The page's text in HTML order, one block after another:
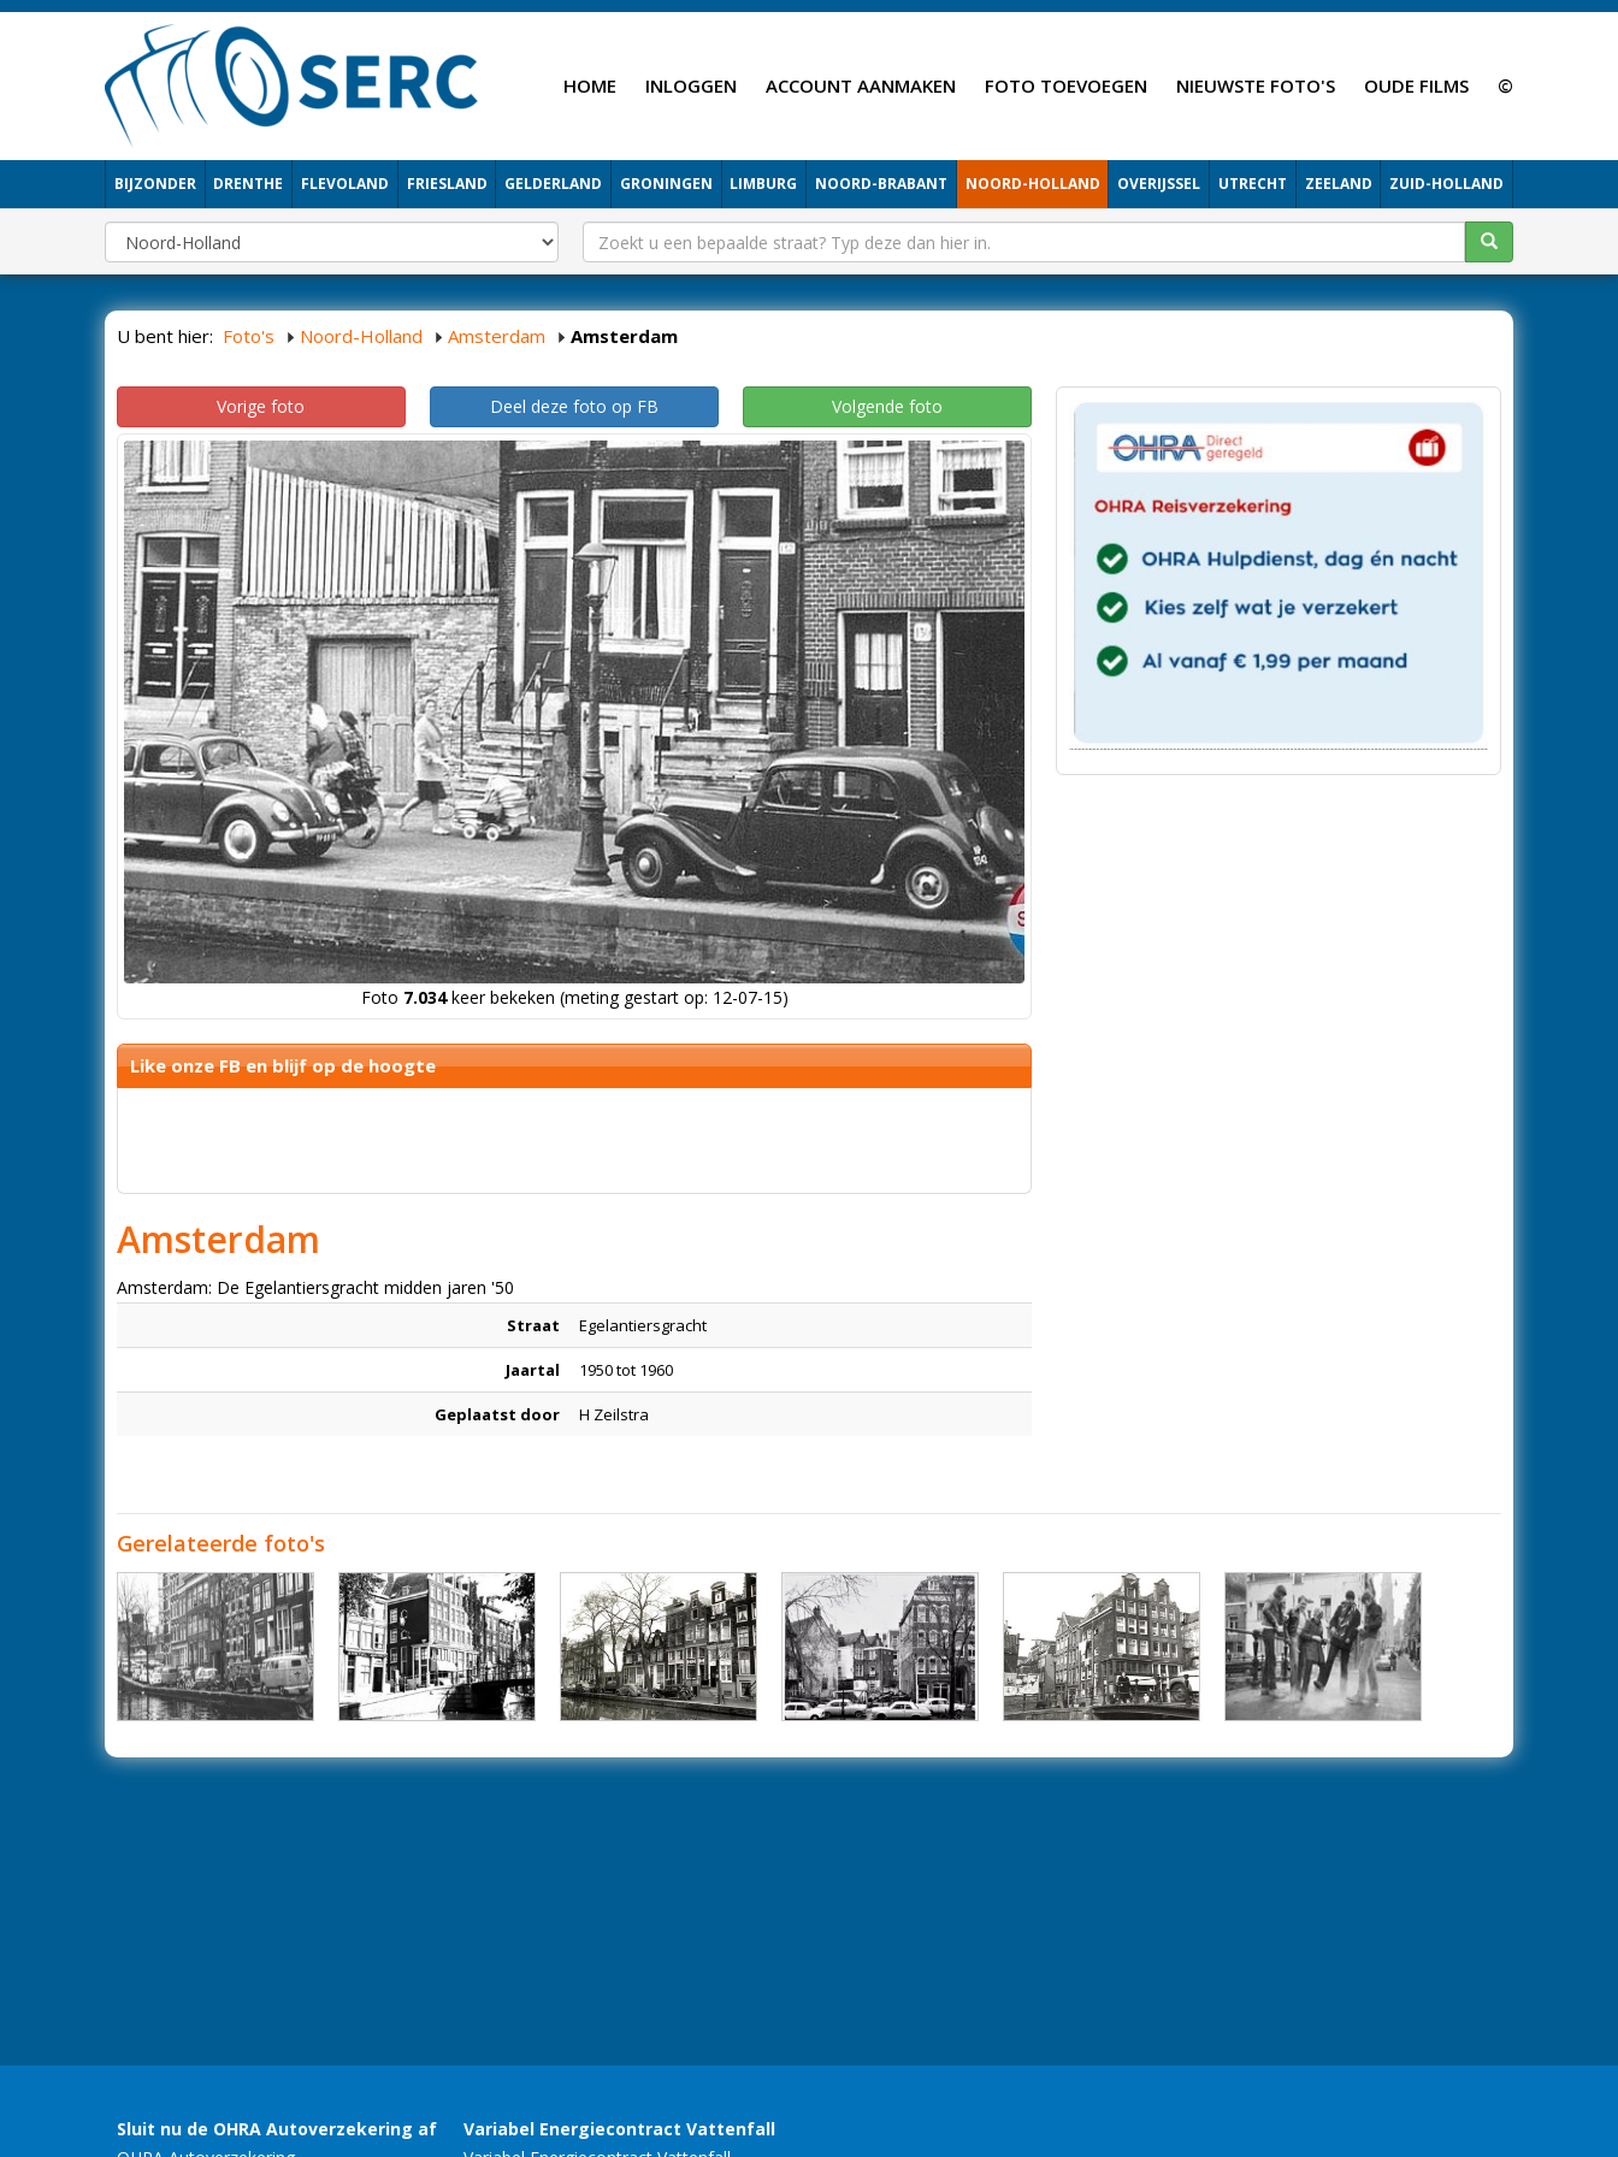
HOME INLOGGEN ACCOUNT AANMAKEN FOTO TOEVOEGEN NIEUWSTE FOTO'S OUDE FILMS ©
BIJZONDER DRENTHE FLEVOLAND FRIESLAND GELDERLAND GRONINGEN LIMBURG NOORD-BRABANT NOORD-HOLLAND OVERIJSSEL UTRECHT ZEELAND ZUID-HOLLAND
U bent hier: Foto's Noord-Holland Amsterdam Amsterdam
Vorige foto Deel deze foto op FB Volgende foto
Foto 7.034keer bekeken (meting gestart op: 12-07-15)
Like onze FB en blijf op de hoogte
Amsterdam
Amsterdam: De Egelantiersgracht midden jaren '50
Straat Egelantiersgracht
Jaartal 1950 tot 1960
Geplaatst door H Zeilstra
Gerelateerde foto's